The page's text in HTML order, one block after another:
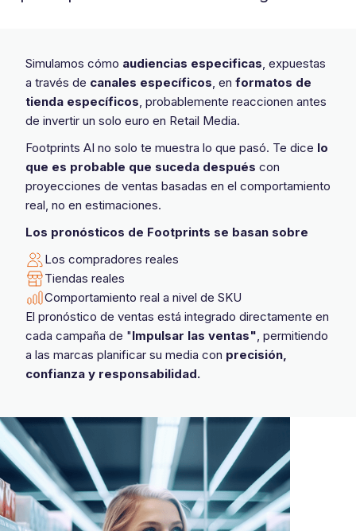
Simulamos cómo audiencias especificas, expuestas
a través de canales específicos, en formatos de
tienda específicos, probablemente reaccionen antes
de invertir un solo euro en Retail Media.
Footprints AI no solo te muestra lo que pasó. Te dice lo
que es probable que suceda después con
proyecciones de ventas basadas en el comportamiento
real, no en estimaciones.
Los pronósticos de Footprints se basan sobre
Los compradores reales
Tiendas reales
Comportamiento real a nivel de SKU
El pronóstico de ventas está integrado directamente en
cada campaña de "Impulsar las ventas", permitiendo
a las marcas planificar su media con precisión,
confianza y responsabilidad.